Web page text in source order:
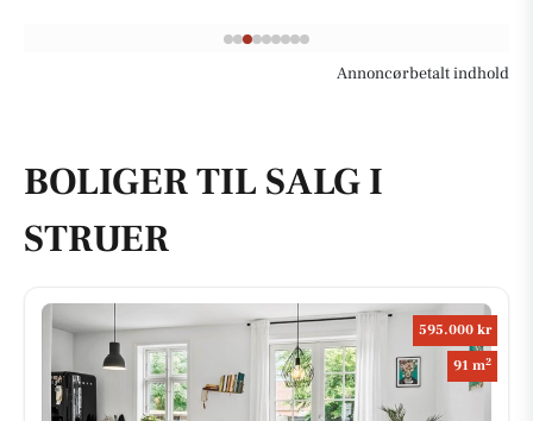
Annoncørbetalt indhold
BOLIGER TIL SALG I
STRUER
595.000 kr
91 m2